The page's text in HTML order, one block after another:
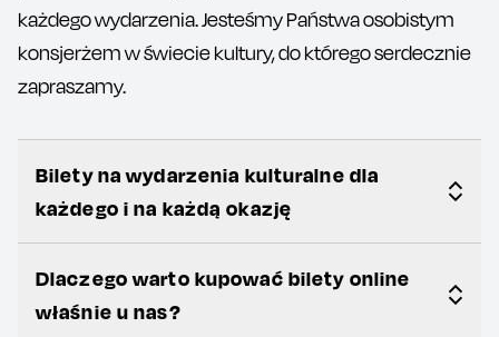
każdego wydarzenia. Jesteśmy Państwa osobistym
konsjerżem w świecie kultury, do którego serdecznie
zapraszamy.
Bilety na wydarzenia kulturalne dla
każdego i na każdą okazję
Dlaczego warto kupować bilety online
właśnie u nas?